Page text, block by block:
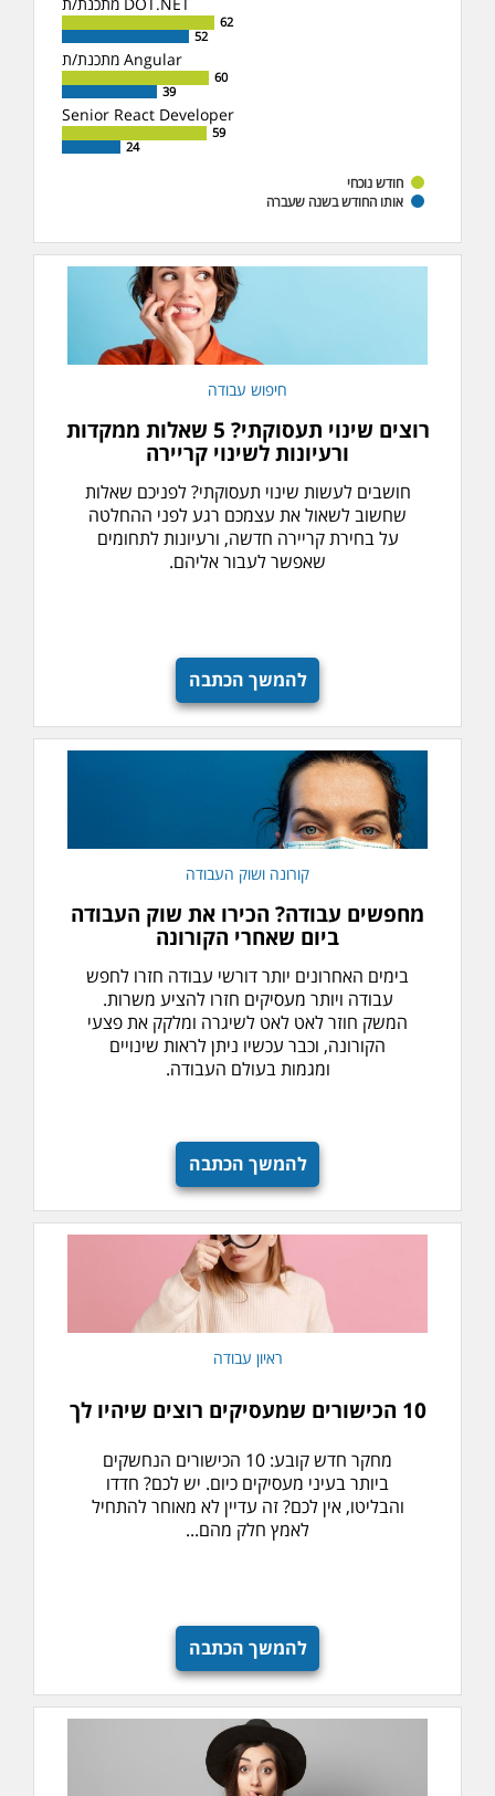
62
62
60
60
59
59
52
52
39
39
24
24
חודש נוכחי
אותו החודש בשנה שעברה
מתכנת/ת Angular
Senior React Developer
חיפוש עבודה
רוצים שינוי תעסוקתי? 5 שאלות ממקדות
ורעיונות לשינוי קריירה
חושבים לעשות שינוי תעסוקתי? לפניכם שאלות
שחשוב לשאול את עצמכם רגע לפני ההחלטה
על בחירת קריירה חדשה, ורעיונות לתחומים
שאפשר לעבור אליהם.
להמשך הכתבה
קורונה ושוק העבודה
מחפשים עבודה? הכירו את שוק העבודה
ביום שאחרי הקורונה
בימים האחרונים יותר דורשי עבודה חזרו לחפש
עבודה ויותר מעסיקים חזרו להציע משרות.
המשק חוזר לאט לאט לשיגרה ומלקק את פצעי
הקורונה, וכבר עכשיו ניתן לראות שינויים
ומגמות בעולם העבודה.
להמשך הכתבה
ראיון עבודה
10 הכישורים שמעסיקים רוצים שיהיו לך
מחקר חדש קובע: 10 הכישורים הנחשקים
ביותר בעיני מעסיקים כיום. יש לכם? חדדו
והבליטו, אין לכם? זה עדיין לא מאוחר להתחיל
לאמץ חלק מהם...
להמשך הכתבה